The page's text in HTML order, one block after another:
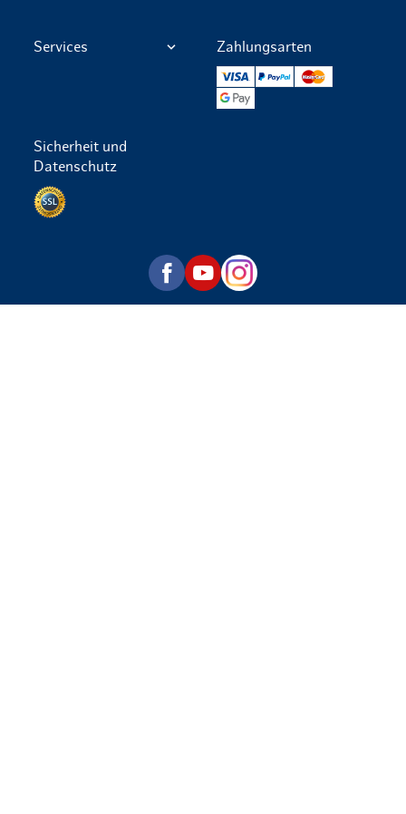
Services Zahlungsarten
PayPal
Sicherheit und
Datenschutz